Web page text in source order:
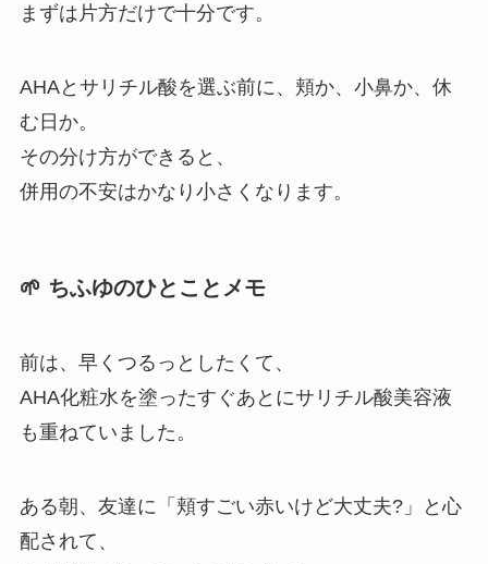
まずは片方だけで十分です。
AHAとサリチル酸を選ぶ前に、頬か、小鼻か、休
む日か。
その分け方ができると、
併用の不安はかなり小さくなります。
🌱 ちふゆのひとことメモ
前は、早くつるっとしたくて、
AHA化粧水を塗ったすぐあとにサリチル酸美容液
も重ねていました。
ある朝、友達に「頬すごい赤いけど大丈夫?」と心
配されて、